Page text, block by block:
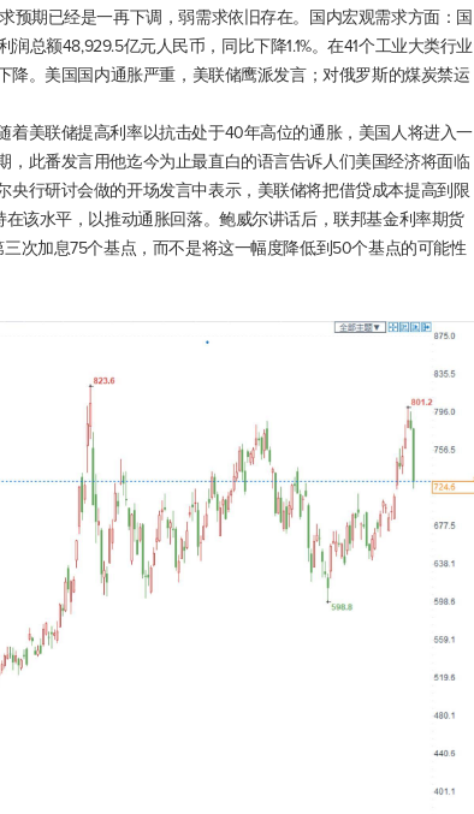
预期已经是一再下调，弱需求依旧存在。国内宏观需求方面：国
总额48,929.5亿元人民币，同比下降1.1%。在41个工业大类行业
降。美国国内通胀严重，美联储鹰派发言；对俄罗斯的煤炭禁运
着美联储提高利率以抗击处于40年高位的通胀，美国人将进入一
，此番发言用他迄今为止最直白的语言告诉人们美国经济将面临
央行研讨会做的开场发言中表示，美联储将把借贷成本提高到限
该水平，以推动通胀回落。鲍威尔讲话后，联邦基金利率期货
次加息75个基点，而不是将这一幅度降低到50个基点的可能性